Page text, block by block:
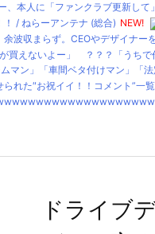
、本人に「ファンクラブ更新し
/ ねらーアンテナ (総合) NEW!
波収まらず。CEOやデザイナ
買えないよー」 ？？？「うち
マン」「車間ベタ付けマン」「
れた″お祝イイ！！コメント”一
ドライブ